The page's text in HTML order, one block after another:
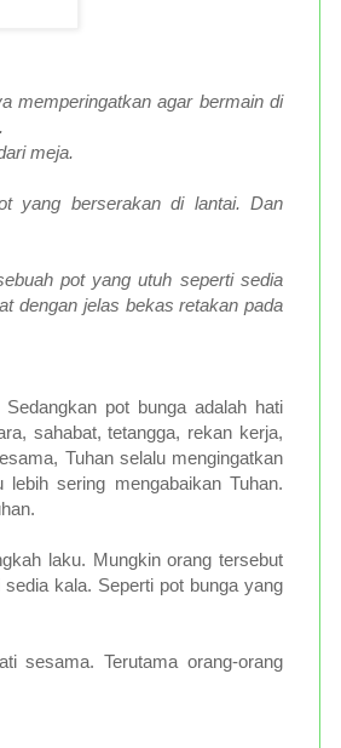
memperingatkan agar bermain di
meja.
yang berserakan di lantai. Dan
pot yang utuh seperti sedia
dengan jelas bekas retakan pada
pot bunga adalah hati
sahabat, tetangga, rekan kerja,
Tuhan selalu mengingatkan
sering mengabaikan Tuhan.
laku. Mungkin orang tersebut
kala. Seperti pot bunga yang
sesama. Terutama orang-orang